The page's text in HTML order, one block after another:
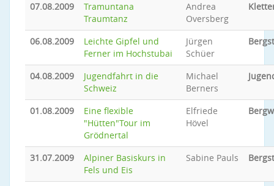
07.08.2009
Tramuntana
Traumtanz
Andrea
Oversberg
06.08.2009
Leichte Gipfel und
Ferner im Hochstubai
Jürgen
Schüer
04.08.2009
Jugendfahrt in die
Schweiz
Michael
Berners
01.08.2009
Eine flexible
"Hütten"Tour im
Grödnertal
Elfriede
Hövel
31.07.2009
Alpiner Basiskurs in
Fels und Eis
Sabine Pauls